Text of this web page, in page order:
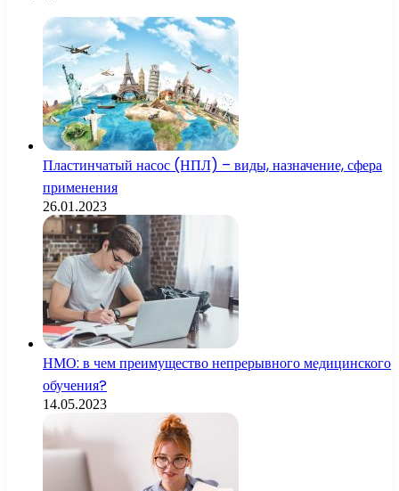
Пластинчатый насос (НПЛ) – виды, назначение, сфера
применения
26.01.2023
НМО: в чем преимущество непрерывного медицинского
обучения?
14.05.2023